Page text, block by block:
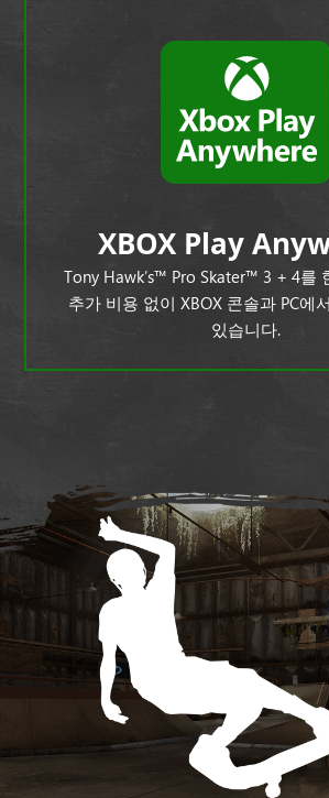
XBOX Play
Tony Hawk’s™ Pro Skater™ 3 + 4를
추가 비용 없이 XBOX 콘솔과 PC에
있습니다.